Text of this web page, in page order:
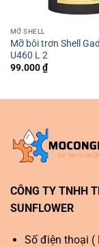
MỠ SHELL
Mỡ bôi trơn Shell
U460 L 2
99.000₫
CÔNG TY TNHH
SUNFLOWER
Số điện thoại (